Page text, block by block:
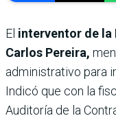
El interventor de la
Carlos Pereira,
administrativo para
Indicó que con la
Auditoría de la